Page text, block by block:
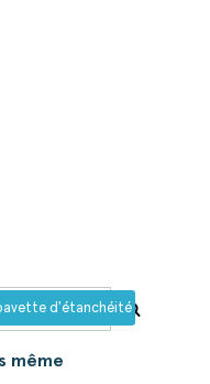
d'étanchéité pour PCBT
même